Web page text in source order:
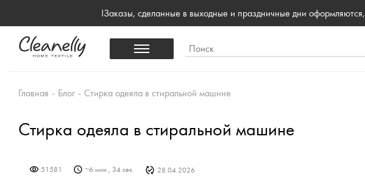
!Заказы, сделанные в выходные и праздничные дни
Главная - Блог - Стирка одеяла в стиральной машине
Стирка одеяла в стиральной машине
51581 ~6 мин., 34 сек. 28.04.2026